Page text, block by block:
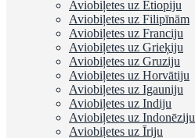
Aviobiļetes uz Etiopiju
Aviobiļetes uz Filipīnām
Aviobiļetes uz Franciju
Aviobiļetes uz Grieķiju
Aviobiļetes uz Gruziju
Aviobiļetes uz Horvātiju
Aviobiļetes uz Igauniju
Aviobiļetes uz Indiju
Aviobiļetes uz Indonēziju
Aviobiļetes uz Īriju